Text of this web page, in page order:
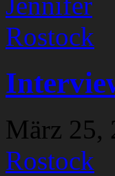
März 25,
Rostock